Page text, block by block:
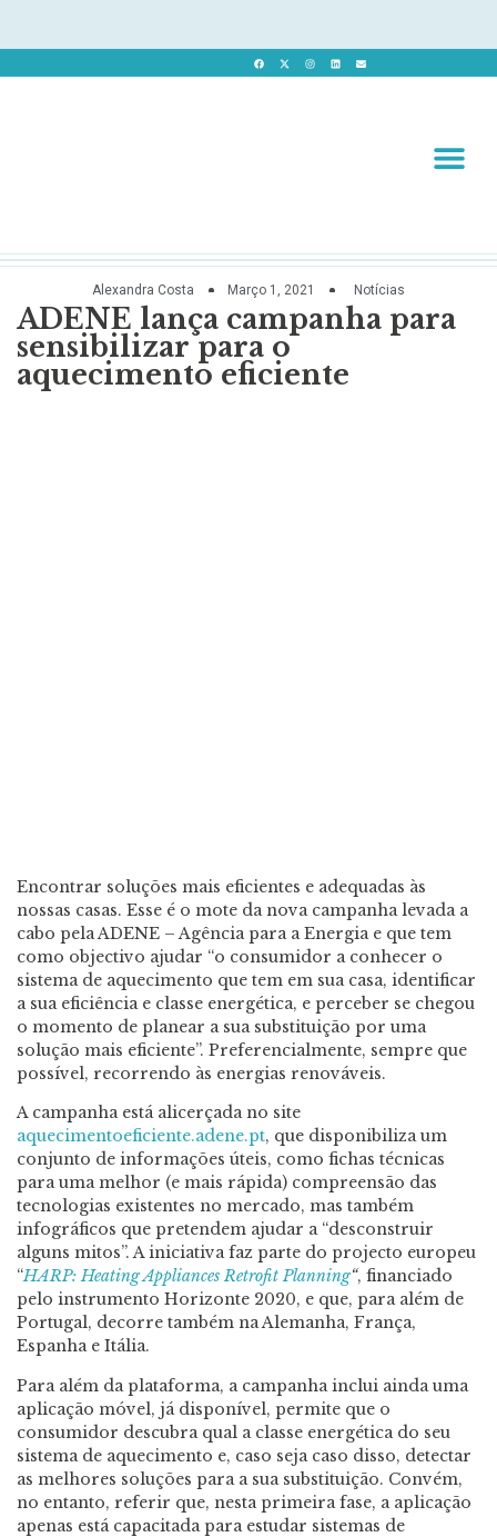
Alexandra Costa Março 1, 2021 Notícias
ADENE lança campanha para
sensibilizar para o
aquecimento eficiente
Encontrar soluções mais eficientes e adequadas às
nossas casas. Esse é o mote da nova campanha levada a
cabo pela ADENE – Agência para a Energia e que tem
como objectivo ajudar “o consumidor a conhecer o
sistema de aquecimento que tem em sua casa, identificar
a sua eficiência e classe energética, e perceber se chegou
o momento de planear a sua substituição por uma
solução mais eficiente”. Preferencialmente, sempre que
possível, recorrendo às energias renováveis.
A campanha está alicerçada no site
aquecimentoeficiente.adene.pt, que disponibiliza um
conjunto de informações úteis, como fichas técnicas
para uma melhor (e mais rápida) compreensão das
tecnologias existentes no mercado, mas também
infográficos que pretendem ajudar a “desconstruir
alguns mitos”. A iniciativa faz parte do projecto europeu
“HARP: Heating Appliances Retrofit Planning“, financiado
pelo instrumento Horizonte 2020, e que, para além de
Portugal, decorre também na Alemanha, França,
Espanha e Itália.
Para além da plataforma, a campanha inclui ainda uma
aplicação móvel, já disponível, permite que o
consumidor descubra qual a classe energética do seu
sistema de aquecimento e, caso seja caso disso, detectar
as melhores soluções para a sua substituição. Convém,
no entanto, referir que, nesta primeira fase, a aplicação
apenas está capacitada para estudar sistemas de